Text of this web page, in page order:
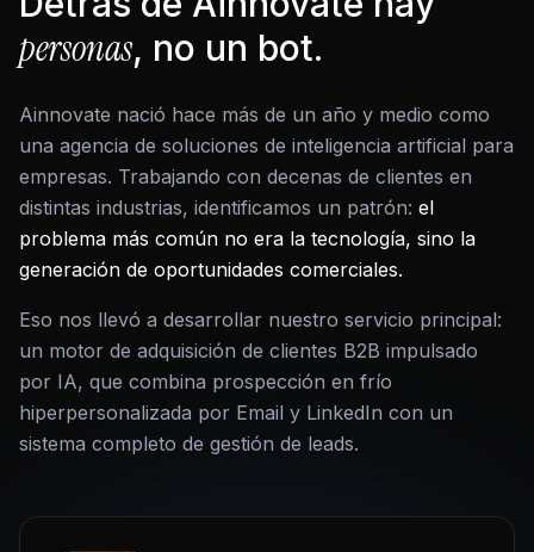
personas, no un bot.
Ainnovate nació hace más de un año y medio como
una agencia de soluciones de inteligencia artificial para
empresas. Trabajando con decenas de clientes en
distintas industrias, identificamos un patrón: el
problema más común no era la tecnología, sino la
generación de oportunidades comerciales.
Eso nos llevó a desarrollar nuestro servicio principal:
un motor de adquisición de clientes B2B impulsado
por IA, que combina prospección en frío
hiperpersonalizada por Email y LinkedIn con un
sistema completo de gestión de leads.